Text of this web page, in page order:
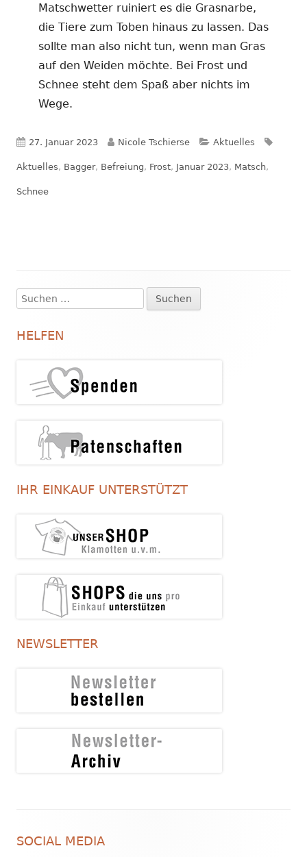
Matschwetter ruiniert es die Grasnarbe,
die Tiere zum Toben hinaus zu lassen. Das
sollte man also nicht tun, wenn man Gras
auf den Weiden möchte. Bei Frost und
Schnee steht dem Spaß aber nichts im
Wege.
Veröffentlicht
am
27. Januar 2023 Autor
Nicole Tschierse Kategorien
Aktuelles
Aktuelles, Bagger, Befreiung, Frost, Januar 2023, Matsch,
Schnee
Haupt-
Seitenleiste
Suchen
nach:
HELFEN
IHR EINKAUF UNTERSTÜTZT
NEWSLETTER
Inhalt
SOCIAL MEDIA